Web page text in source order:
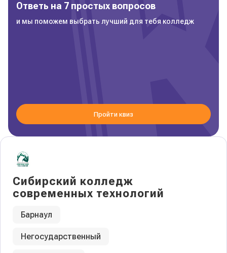
Сибирский колледж
современных технологий
Барнаул
Негосударственный
Ответь на 7 простых вопросов
и мы поможем выбрать лучший для тебя колледж
Пройти квиз